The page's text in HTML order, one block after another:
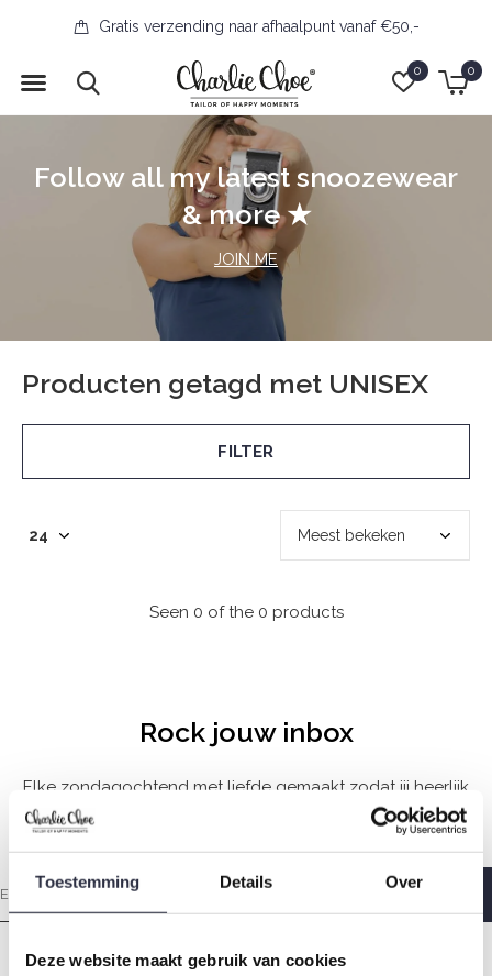
Toestemming Details Over
Deze website maakt gebruik van cookies
0 0
Gratis verzending naar afhaalpunt vanaf €50,-
Follow all my latest snoozewear
& more ★
JOIN ME
Producten getagd met UNISEX
FILTER
Seen 0 of the 0 products
Rock jouw inbox
Elke zondagochtend met liefde gemaakt zodat jij heerlijk